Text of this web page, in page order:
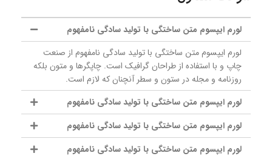
لورم ایپسوم متن ساختگی با تولید سادگی نامفهوم
لورم ایپسوم متن ساختگی با تولید سادگی نامفهوم از صنعت
چاپ و با استفاده از طراحان گرافیک است. چاپگرها و متون بلکه
روزنامه و مجله در ستون و سطر آنچنان که لازم است.
لورم ایپسوم متن ساختگی با تولید سادگی نامفهوم
لورم ایپسوم متن ساختگی با تولید سادگی نامفهوم
لورم ایپسوم متن ساختگی با تولید سادگی نامفهوم